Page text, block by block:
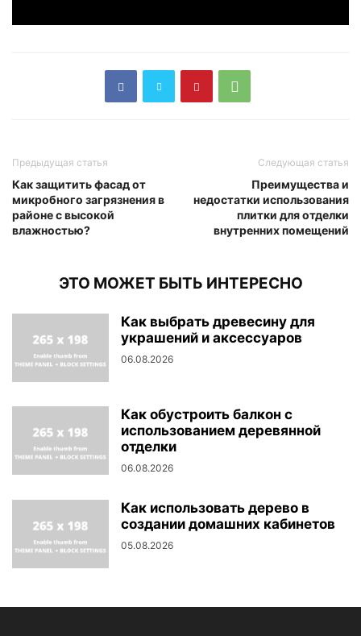
Предыдущая статья
Как защитить фасад от
микробного загрязнения в
районе с высокой
влажностью?
Следующая статья
Преимущества и
недостатки использования
плитки для отделки
внутренних помещений
ЭТО МОЖЕТ БЫТЬ ИНТЕРЕСНО
Как выбрать древесину для
украшений и аксессуаров
06.08.2026
Как обустроить балкон с
использованием деревянной
отделки
06.08.2026
Как использовать дерево в
создании домашних кабинетов
05.08.2026